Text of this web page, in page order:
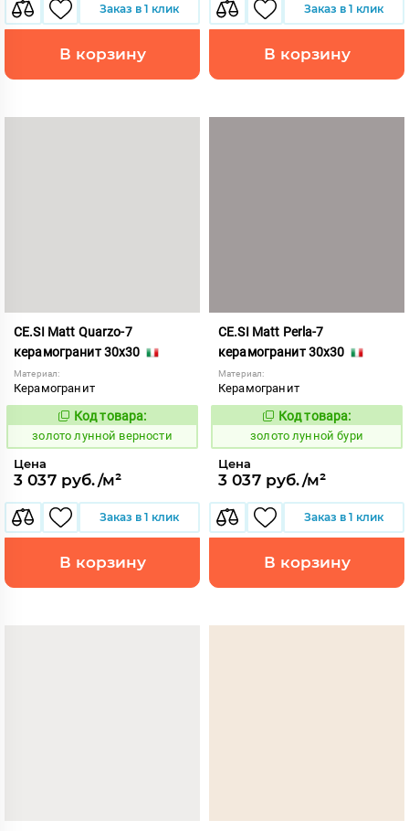
Заказ в 1 клик
В корзину
Заказ в 1 клик
В корзину
CE.SI Matt Quarzo-7
керамогранит 30x30
Материал:
Керамогранит
521881
Код товара:
золото лунной верности
Цена
3 037 руб./м²
Заказ в 1 клик
В корзину
CE.SI Matt Perla-7
керамогранит 30x30
Материал:
Керамогранит
521880
Код товара:
золото лунной бури
Цена
3 037 руб./м²
Заказ в 1 клик
В корзину